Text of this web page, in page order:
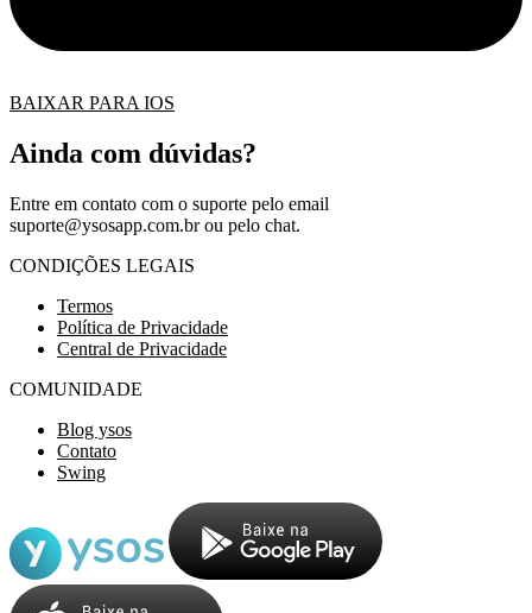
BAIXAR PARA IOS
Ainda com dúvidas?
Entre em contato com o suporte pelo email
suporte@ysosapp.com.brou pelo chat.
CONDIÇÕES LEGAIS
Termos
Política de Privacidade
Central de Privacidade
COMUNIDADE
Blog ysos
Contato
Swing